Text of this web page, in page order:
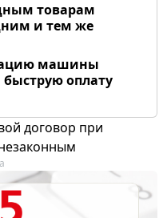
товарам
и тем же
машины
оплату
договор при